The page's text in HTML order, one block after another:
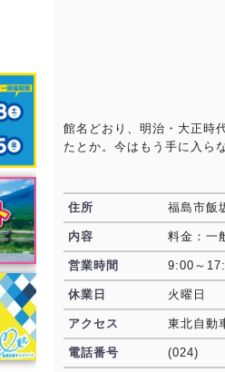
館名どおり、明治・大正時
たとか。今はもう手に入ら
住所 福島市飯
内容 料金：一
営業時間 9:00～
休業日 火曜日
アクセス 東北自動
電話番号 (024)